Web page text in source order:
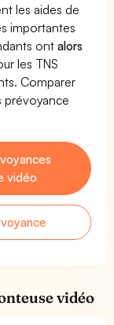
les aides de
importantes
ontalors
les TNS
Comparer
prévoyance
vidéo
vidéo